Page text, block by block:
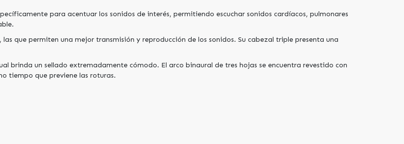
para acentuar los sonidos de interés, permitiendo escuchar sonidos cardíacos, pulmonares
que permiten una mejor transmisión y reproducción de los sonidos. Su cabezal triple presenta una
brinda un sellado extremadamente cómodo. El arco binaural de tres hojas se encuentra revestido con
tiempo que previene las roturas.